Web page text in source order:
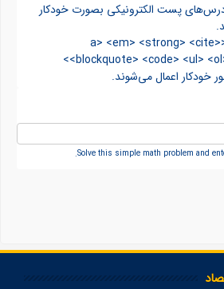
پست الکترونیکی بصورت خودکار
تگ‌های HTML مجاز: <a> <em> <strong> <cite>
<blockquote> <code> <ul>
خودکار اعمال می‌شوند.
Solve this simple math problem and